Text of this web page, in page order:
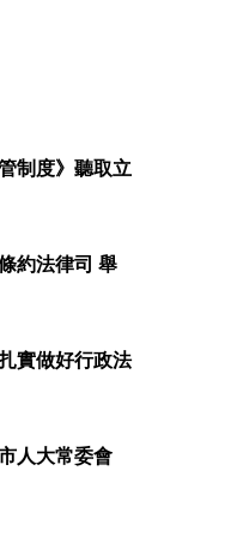
制度》聽取立
約法律司 舉
實做好行政法
人大常委會